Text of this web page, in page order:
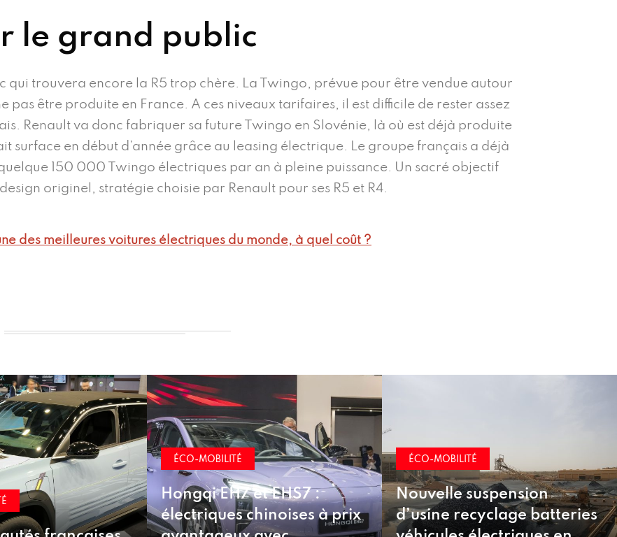
le grand public
qui trouvera encore la R5 trop chère. La Twingo, prévue pour être vendue autour
être produite en France. A ces niveaux tarifaires, il est difficile de rester assez
Renault va donc fabriquer sa future Twingo en Slovénie, là où est déjà produite
surface en début d’année grâce au leasing électrique. Le groupe français a déjà
150 000 Twingo électriques par an à pleine puissance. Un sacré objectif
originel, stratégie choisie par Renault pour ses R5 et R4.
des meilleures voitures électriques du monde, à quel coût ?
EH7 et EHS7 :
chinoises à prix
ÉCO-MOBILITÉ
Nouvelle suspension
d’usine recyclage batteries
ÉCO-MOBILITÉ
Bonus écologique, leasing